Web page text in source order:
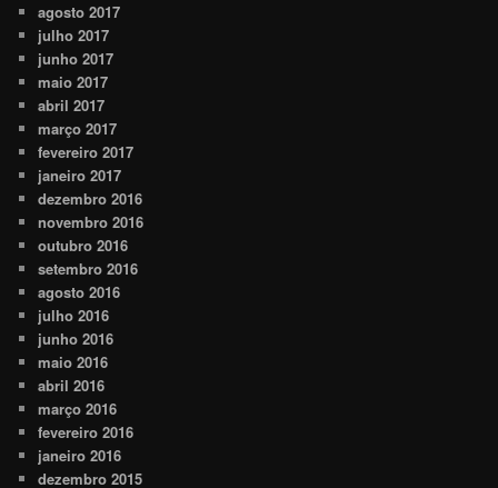
agosto 2017
julho 2017
junho 2017
maio 2017
abril 2017
março 2017
fevereiro 2017
janeiro 2017
dezembro 2016
novembro 2016
outubro 2016
setembro 2016
agosto 2016
julho 2016
junho 2016
maio 2016
abril 2016
março 2016
fevereiro 2016
janeiro 2016
dezembro 2015